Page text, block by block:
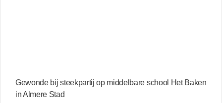
Gewonde bij steekpartij op middelbare school Het Baken
in Almere Stad